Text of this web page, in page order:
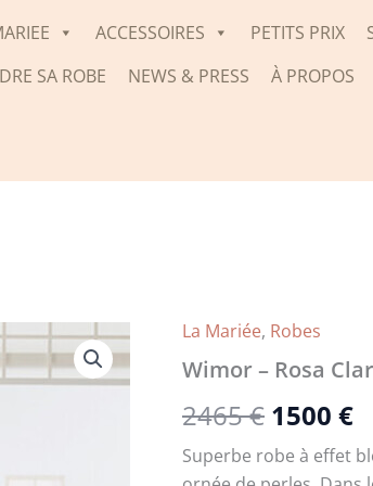
ACCESSOIRES PETITS PRIX
SA ROBE
NEWS & PRESS À PROPOS
La Mariée, Robes
Wimor – Rosa
2465€
Le
prix
initial
était :
1500 €
Superbe robe à effet